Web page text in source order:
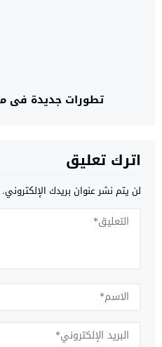
تطورات جديدة في
اترك تعليق
لن يتم نشر عنوان بريدك الإلكتروني.